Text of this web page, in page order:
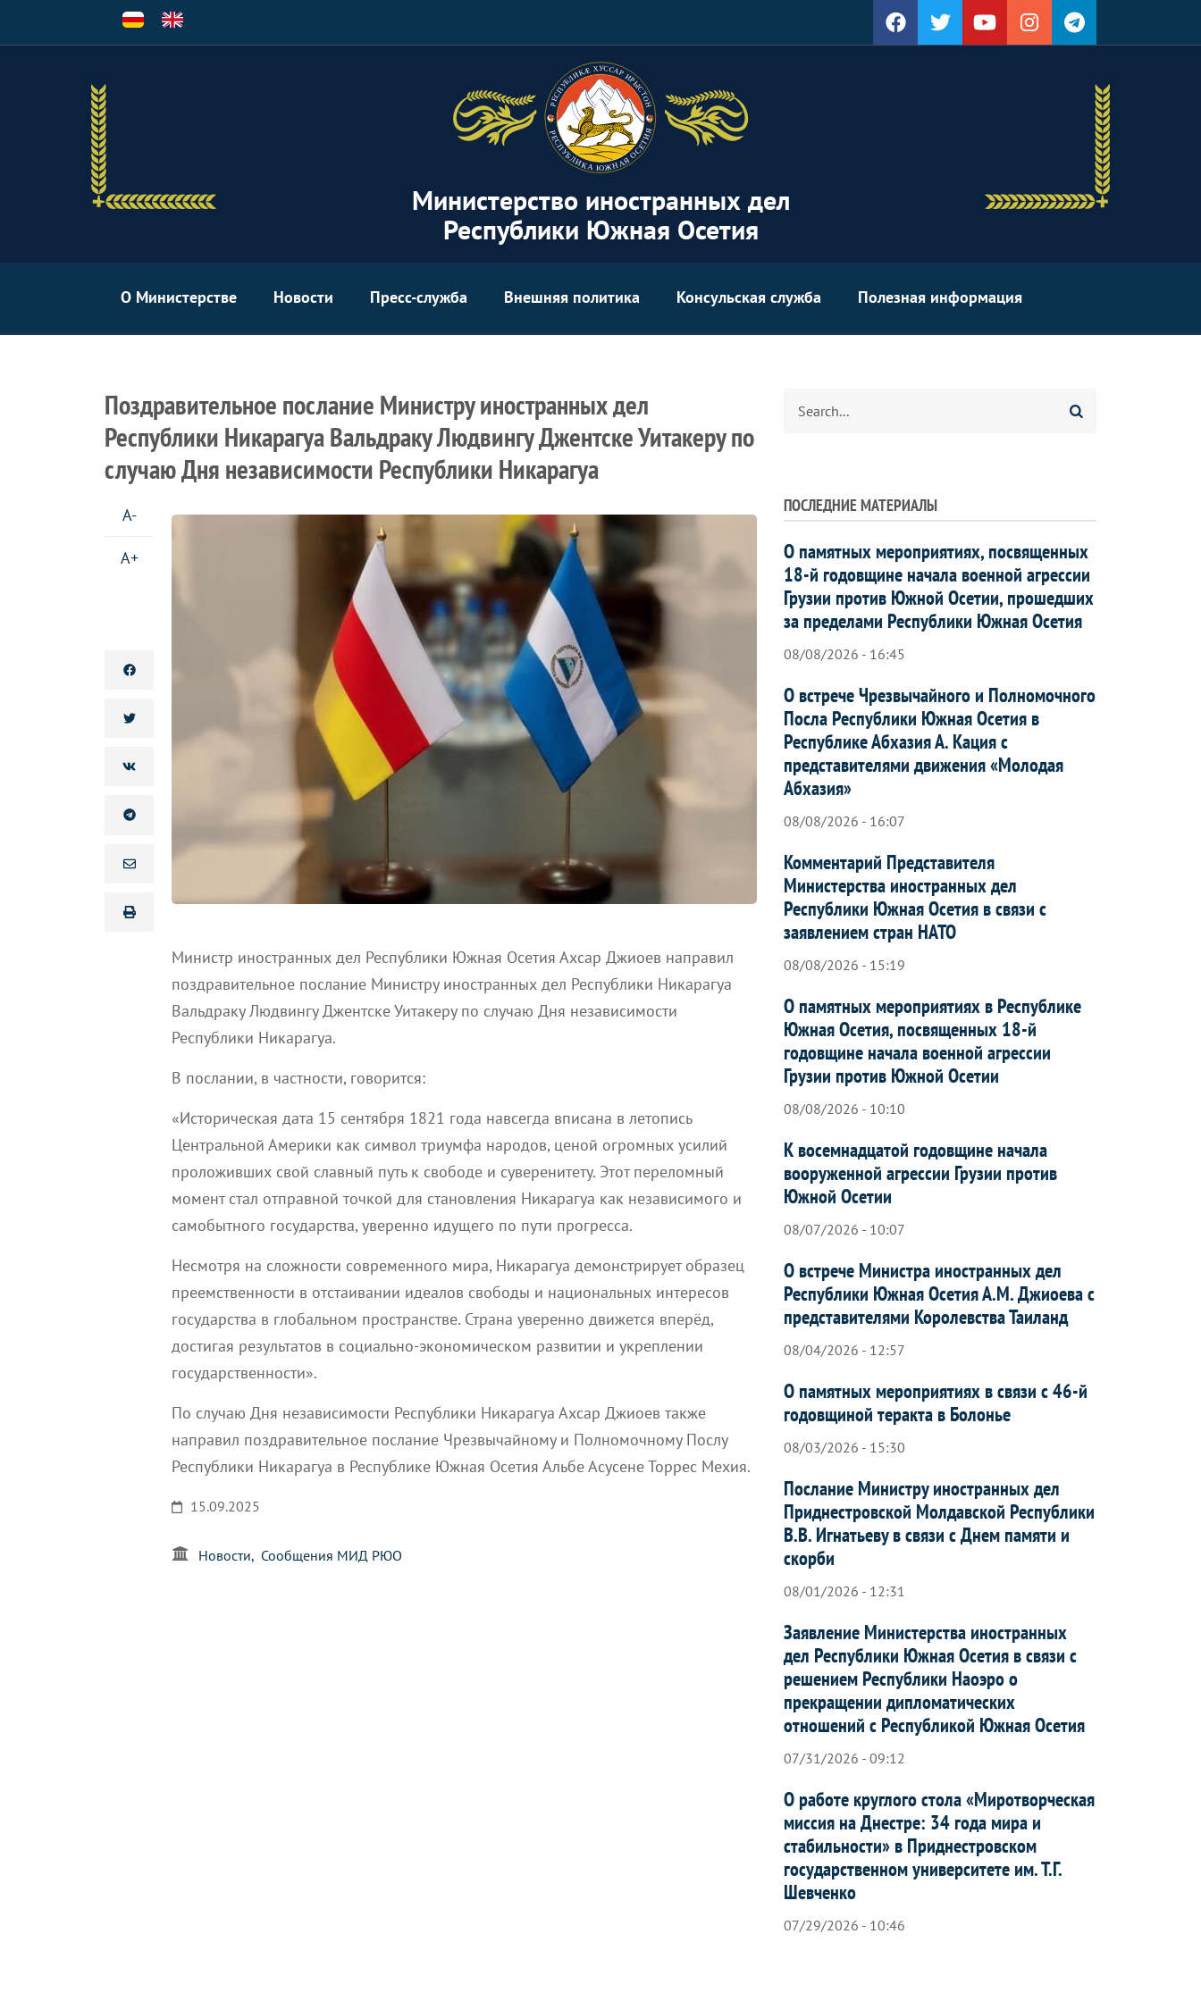
Министерство иностранных дел
Республики Южная Осетия
О Министерстве Новости Пресс-служба Внешняя политика Консульская служба Полезная информация
Поздравительное послание Министру иностранных дел
Республики Никарагуа Вальдраку Людвингу Джентске Уитакеру по
случаю Дня независимости Республики Никарагуа
A-
A+
Министр иностранных дел Республики Южная Осетия Ахсар Джиоев направил
поздравительное послание Министру иностранных дел Республики Никарагуа
Вальдраку Людвингу Джентске Уитакеру по случаю Дня независимости
Республики Никарагуа.
В послании, в частности, говорится:
«Историческая дата 15 сентября 1821 года навсегда вписана в летопись
Центральной Америки как символ триумфа народов, ценой огромных усилий
проложивших свой славный путь к свободе и суверенитету. Этот переломный
момент стал отправной точкой для становления Никарагуа как независимого и
самобытного государства, уверенно идущего по пути прогресса.
Несмотря на сложности современного мира, Никарагуа демонстрирует образец
преемственности в отстаивании идеалов свободы и национальных интересов
государства в глобальном пространстве. Страна уверенно движется вперёд,
достигая результатов в социально-экономическом развитии и укреплении
государственности».
По случаю Дня независимости Республики Никарагуа Ахсар Джиоев также
направил поздравительное послание Чрезвычайному и Полномочному Послу
Республики Никарагуа в Республике Южная Осетия Альбе Асусене Торрес Мехия.
15.09.2025
Новости Сообщения МИД РЮО
ПОСЛЕДНИЕ МАТЕРИАЛЫ
О памятных мероприятиях, посвященных
18-й годовщине начала военной агрессии
Грузии против Южной Осетии, прошедших
за пределами Республики Южная Осетия
08/08/2026 - 16:45
О встрече Чрезвычайного и Полномочного
Посла Республики Южная Осетия в
Республике Абхазия А. Кация с
представителями движения «Молодая
Абхазия»
08/08/2026 - 16:07
Комментарий Представителя
Министерства иностранных дел
Республики Южная Осетия в связи с
заявлением стран НАТО
08/08/2026 - 15:19
О памятных мероприятиях в Республике
Южная Осетия, посвященных 18-й
годовщине начала военной агрессии
Грузии против Южной Осетии
08/08/2026 - 10:10
К восемнадцатой годовщине начала
вооруженной агрессии Грузии против
Южной Осетии
08/07/2026 - 10:07
О встрече Министра иностранных дел
Республики Южная Осетия А.М. Джиоева с
представителями Королевства Таиланд
08/04/2026 - 12:57
О памятных мероприятиях в связи с 46-й
годовщиной теракта в Болонье
08/03/2026 - 15:30
Послание Министру иностранных дел
Приднестровской Молдавской Республики
В.В. Игнатьеву в связи с Днем памяти и
скорби
08/01/2026 - 12:31
Заявление Министерства иностранных
дел Республики Южная Осетия в связи с
решением Республики Наоэро о
прекращении дипломатических
отношений с Республикой Южная Осетия
07/31/2026 - 09:12
О работе круглого стола «Миротворческая
миссия на Днестре: 34 года мира и
стабильности» в Приднестровском
государственном университете им. Т.Г.
Шевченко
07/29/2026 - 10:46